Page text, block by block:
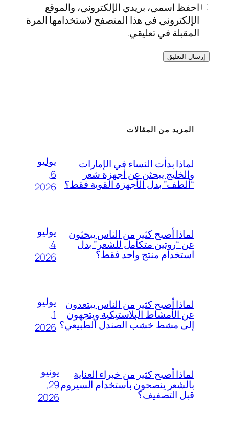
احفظ اسمي، بريدي الإلكتروني، والموقع
الإلكتروني في هذا المتصفح لاستخدامها المرة
المقبلة في تعليقي.
المزيد من المقالات
لماذا بدأت النساء في الإمارات
والخليج يبحثن عن أجهزة شعر
“ألطف” بدل الأجهزة القوية فقط؟
يوليو
6,
2026
لماذا أصبح كثير من الناس يبحثون
عن “روتين متكامل للشعر” بدل
استخدام منتج واحد فقط؟
يوليو
4,
2026
لماذا أصبح كثير من الناس يبتعدون
عن الأمشاط البلاستيكية ويتجهون
إلى مشط خشب الصندل الطبيعي؟
يوليو
1,
2026
لماذا أصبح كثير من خبراء العناية
بالشعر ينصحون باستخدام السيروم
قبل التصفيف؟
يونيو
29,
2026